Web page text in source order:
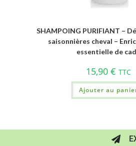
SHAMPOING PURIFIANT –
saisonnières cheval –
essentielle de
15,90 € TTC
Ajouter au